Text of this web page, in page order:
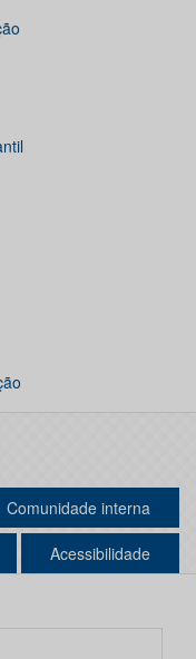
Comunidade interna
Acessibilidade